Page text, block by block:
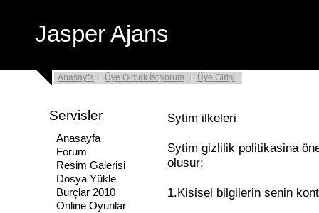
Jasper Ajans
Anasayfa Üye Olmak İstiyorum Üye Girişi
Servisler
Anasayfa
Forum
Resim Galerisi
Dosya Yükle
Burçlar 2010
Online Oyunlar
Sytim ilkeleri
Sytim gizlilik politikasina
olusur:
1.Kisisel bilgilerin senin